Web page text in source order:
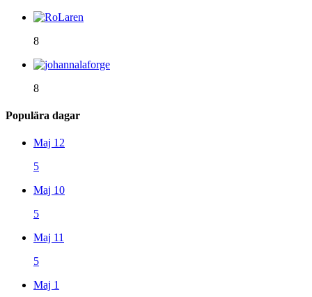
8
8
Populära dagar
Maj 12
5
Maj 10
5
Maj 11
5
Maj 1